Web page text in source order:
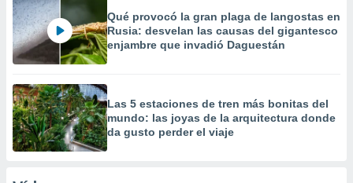
Qué provocó la gran plaga de langostas en
Rusia: desvelan las causas del gigantesco
enjambre que invadió Daguestán
Las 5 estaciones de tren más bonitas del
mundo: las joyas de la arquitectura donde
da gusto perder el viaje